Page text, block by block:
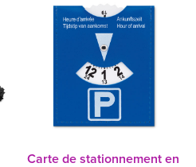
Carte de stationnement en